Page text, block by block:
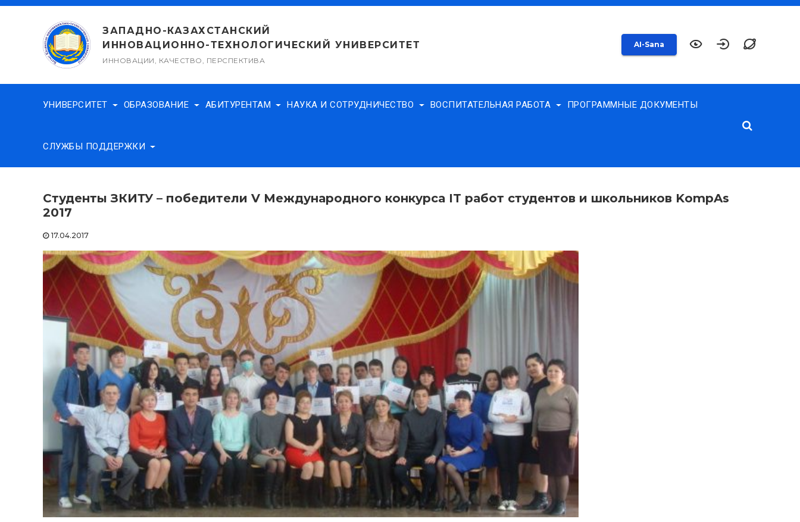
Перейти
содержимому
ЗАПАДНО-КАЗАХСТАНСКИЙ
ИННОВАЦИОННО-ТЕХНОЛОГИЧЕСКИЙ УНИВЕРСИТЕТ
ИННОВАЦИИ, КАЧЕСТВО, ПЕРСПЕКТИВА
AI-Sana
УНИВЕРСИТЕТ ОБРАЗОВАНИЕ АБИТУРЕНТАМ НАУКА И СОТРУДНИЧЕСТВО ВОСПИТАТЕЛЬНАЯ РАБОТА ПРОГРАММНЫЕ ДОКУМЕНТЫ
СЛУЖБЫ ПОДДЕРЖКИ
Студенты ЗКИТУ – победители V Международного конкурса IT работ студентов и школьников KompAs
2017
17.04.2017